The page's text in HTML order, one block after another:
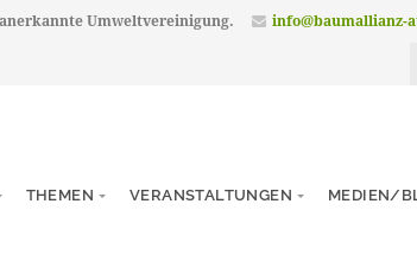
Umweltvereinigung. info@baumallianz-
THEMEN VERANSTALTUNGEN MEDIEN/